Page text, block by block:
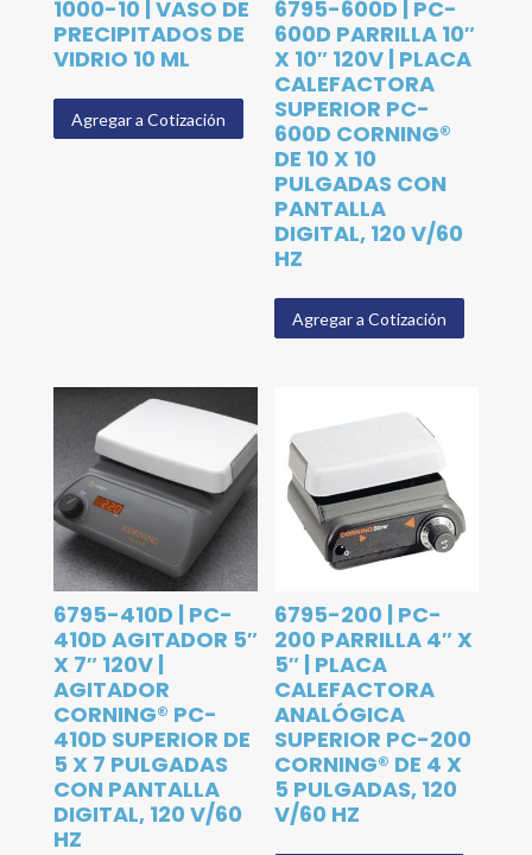
1000-10 | VASO DE
PRECIPITADOS DE
VIDRIO 10 ML
Agregar a Cotización
6795-600D | PC-
600D PARRILLA 10″
X 10″ 120V | PLACA
CALEFACTORA
SUPERIOR PC-
600D CORNING®
DE 10 X 10
PULGADAS CON
PANTALLA
DIGITAL, 120 V/60
HZ
Agregar a Cotización
6795-410D | PC-
410D AGITADOR 5″
X 7″ 120V |
AGITADOR
CORNING® PC-
410D SUPERIOR DE
5 X 7 PULGADAS
CON PANTALLA
DIGITAL, 120 V/60
HZ
6795-200 | PC-
200 PARRILLA 4″ X
5″ | PLACA
CALEFACTORA
ANALÓGICA
SUPERIOR PC-200
CORNING® DE 4 X
5 PULGADAS, 120
V/60 HZ